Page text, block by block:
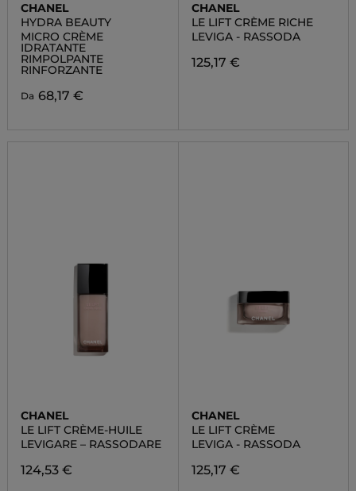
CHANEL
HYDRA BEAUTY
MICRO CRÈME
IDRATANTE
RIMPOLPANTE
RINFORZANTE
Da 68,17 €
CHANEL
LE LIFT CRÈME RICHE
LEVIGA - RASSODA
125,17 €
CHANEL
LE LIFT CRÈME-HUILE
LEVIGARE – RASSODARE
124,53 €
CHANEL
LE LIFT CRÈME
LEVIGA - RASSODA
125,17 €